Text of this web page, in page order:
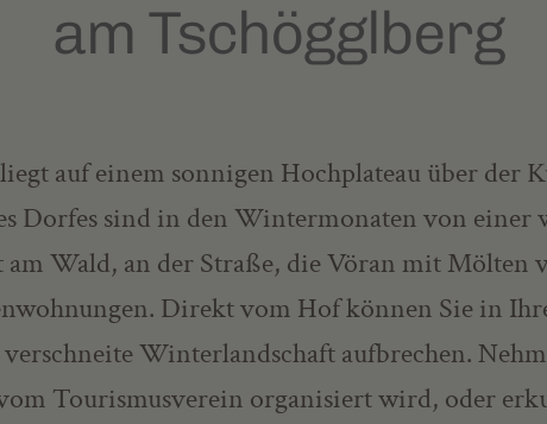
am Tschögglberg
auf einem sonnigen Hochplateau über der
Dorfes sind in den Wintermonaten von einer
am Wald, an der Straße, die Vöran mit
Direkt vom Hof können Sie in
Winterlandschaft aufbrechen.
Tourismusverein organisiert wird, oder